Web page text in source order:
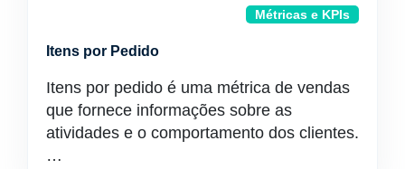
Métricas e KPIs
Itens por Pedido
Itens por pedido é uma métrica de vendas
que fornece informações sobre as
atividades e o comportamento dos clientes.
…